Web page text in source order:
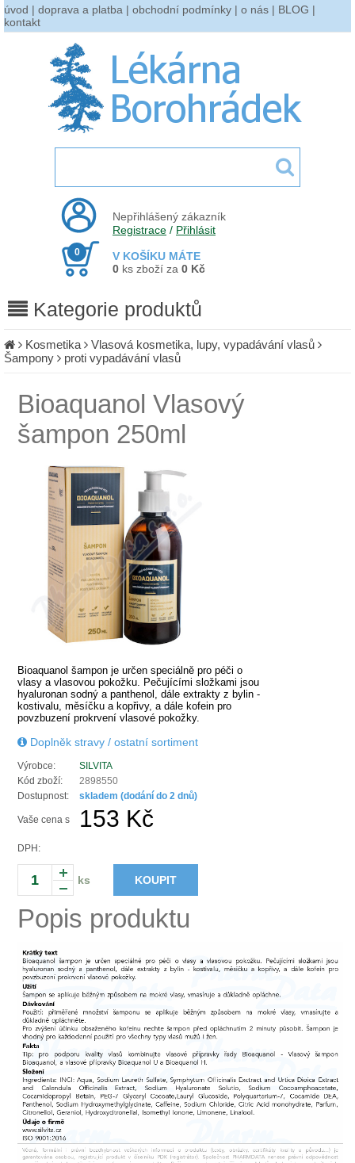
úvod | doprava a platba | obchodní podmínky | o nás | BLOG |
kontakt
Nepřihlášený zákazník
Registrace / Přihlásit
V KOŠÍKU MÁTE
0
0 ks zboží za 0 Kč
Kategorie produktů
Kosmetika
Vlasová kosmetika, lupy, vypadávání vlasů
Šampony
proti vypadávání vlasů
Bioaquanol Vlasový
šampon 250ml
Bioaquanol šampon je určen speciálně pro péči o
vlasy a vlasovou pokožku. Pečujícími složkami jsou
hyaluronan sodný a panthenol, dále extrakty z bylin -
kostivalu, měsíčku a kopřivy, a dále kofein pro
povzbuzení prokrvení vlasové pokožky.
Doplněk stravy / ostatní sortiment
Výrobce:
SILVITA
Kód zboží:
2898550
Dostupnost:
skladem (dodání do 2 dnů)
Vaše cena s
DPH:
153 Kč
ks KOUPIT
Popis produktu